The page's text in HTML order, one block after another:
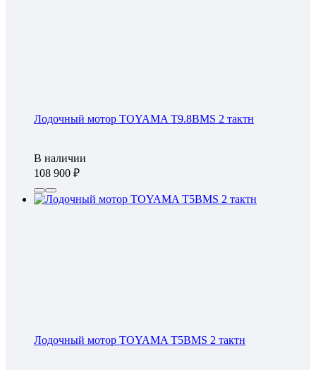
Лодочный мотор TOYAMA T9.8BMS 2 тактн
В наличии
108 900
Лодочный мотор TOYAMA T5BMS 2 тактн